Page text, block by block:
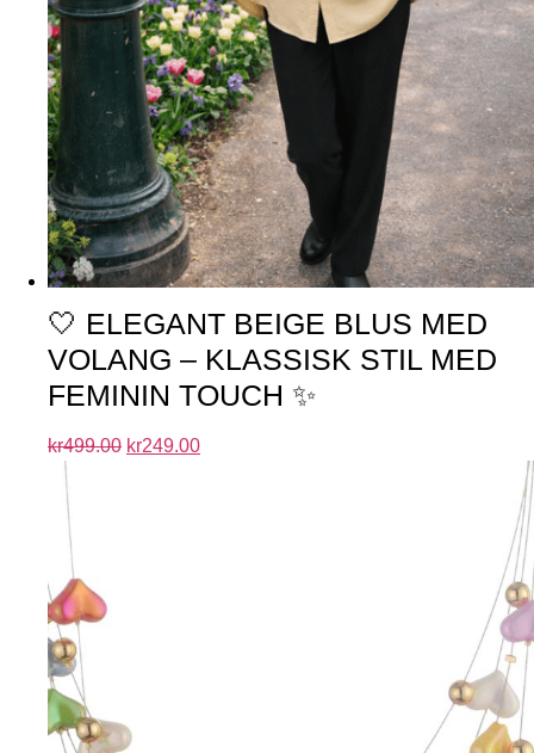
🤍 ELEGANT BEIGE BLUS MED
VOLANG – KLASSISK STIL MED
FEMININ TOUCH ✨
kr499.00 kr249.00